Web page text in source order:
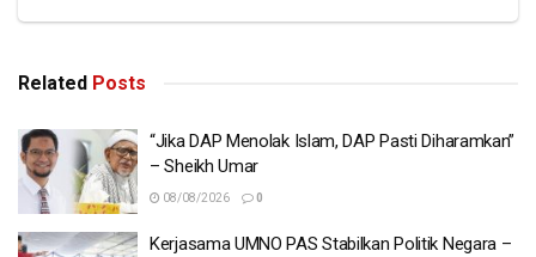
Related Posts
“Jika DAP Menolak Islam, DAP Pasti Diharamkan”
– Sheikh Umar
08/08/2026 0
Kerjasama UMNO PAS Stabilkan Politik Negara –